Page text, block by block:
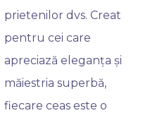
prietenilor dvs. Creat
pentru cei care
apreciază eleganța și
măiestria superbă,
fiecare ceas este o